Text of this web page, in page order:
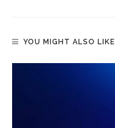
YOU MIGHT ALSO LIKE